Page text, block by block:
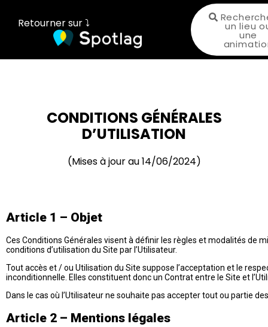
Retourner sur ⤵ un lieu
une
CONDITIONS GÉNÉRALES
D’UTILISATION
(Mises à jour au 14/06/2024)
Article 1 – Objet
Ces Conditions Générales visent à définir les règles et modalités de
conditions d’utilisation du Site par l’Utilisateur.
Tout accès et / ou Utilisation du Site suppose l’acceptation et le
inconditionnelle. Elles constituent donc un Contrat entre le Site et
Dans le cas où l’Utilisateur ne souhaite pas accepter tout ou partie
Article 2 – Mentions légales